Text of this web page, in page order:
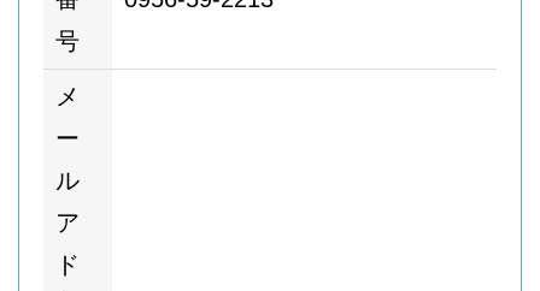
号
メ
ー
ル
ア
ド